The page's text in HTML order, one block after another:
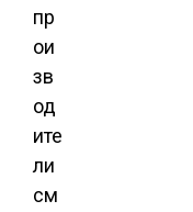
пр
ои
зв
од
ите
ли
см